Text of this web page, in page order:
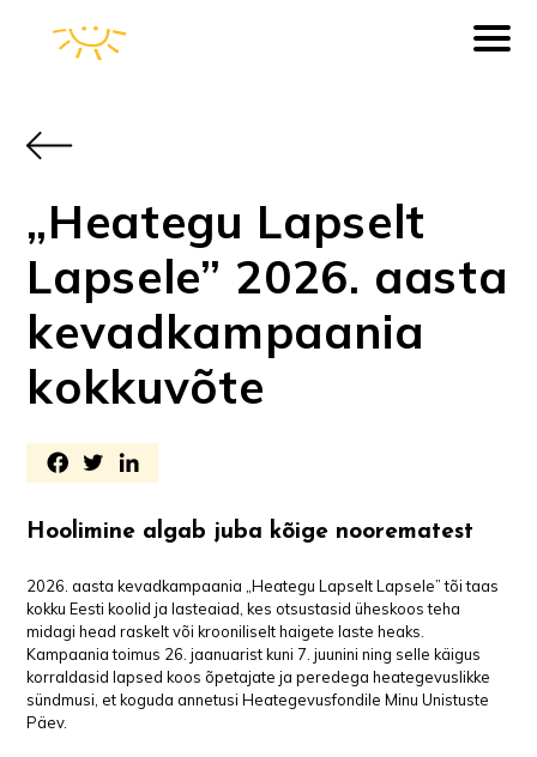
„Heategu Lapselt
Lapsele” 2026. aasta
kevadkampaania
kokkuvõte
Hoolimine algab juba kõige noorematest
2026. aasta kevadkampaania „Heategu Lapselt Lapsele” tõi taas
kokku Eesti koolid ja lasteaiad, kes otsustasid üheskoos teha
midagi head raskelt või krooniliselt haigete laste heaks.
Kampaania toimus 26. jaanuarist kuni 7. juunini ning selle käigus
korraldasid lapsed koos õpetajate ja peredega heategevuslikke
sündmusi, et koguda annetusi Heategevusfondile Minu Unistuste
Päev.